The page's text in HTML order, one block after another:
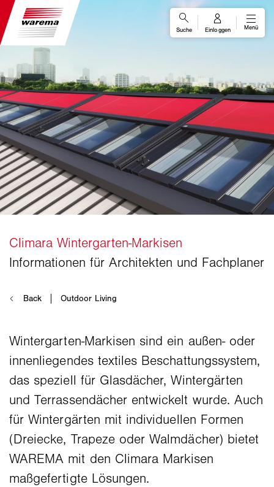
Wintergarten-Markisen sind ein außen- oder
innenliegendes textiles Beschattungssystem,
das speziell für Glasdächer, Wintergärten
und Terrassendächer entwickelt wurde. Auch
für Wintergärten mit individuellen Formen
(Dreiecke, Trapeze oder Walmdächer) bietet
WAREMA mit den Climara Markisen
maßgefertigte Lösungen.